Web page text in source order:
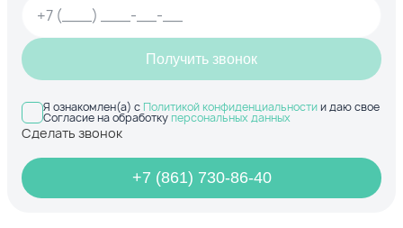
Получить звонок
Я ознакомлен(а) с Политикой конфиденциальностии даю свое
Согласие на обработку персональных данных
Сделать звонок
+7 (861) 730-86-40